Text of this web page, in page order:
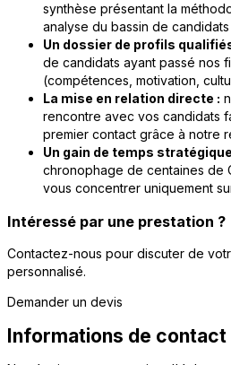
synthèse présentant la
analyse du bassin de
Un dossier de profils
de candidats ayant passé nos
(compétences, motivation,
La mise en relation directe :
rencontre avec vos candidats
premier contact grâce à notre
Un gain de temps
chronophage de centaines de
vous concentrer uniquement
Intéressé par une prestation ?
Contactez-nous pour discuter de
personnalisé.
Demander un devis
Informations de contact